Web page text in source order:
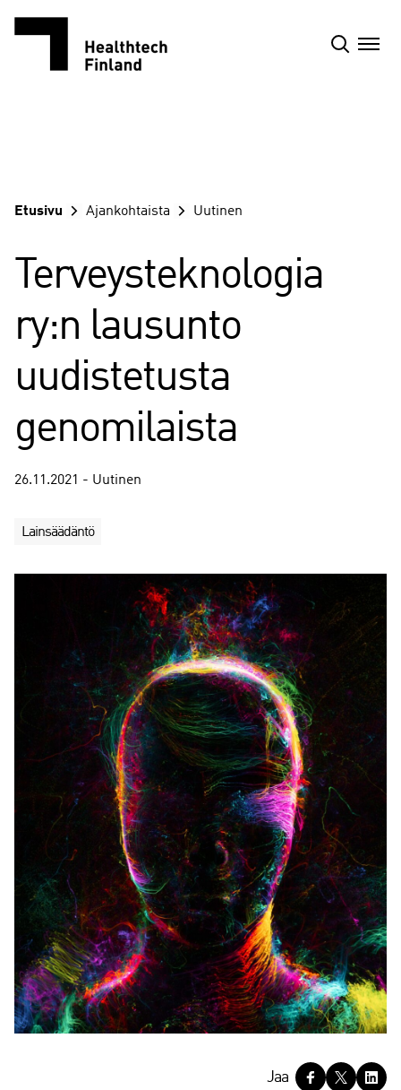
Etusivu Ajankohtaista Uutinen
Terveysteknologia
ry:n lausunto
uudistetusta
genomilaista
26.11.2021 - Uutinen
Lainsäädäntö
Jaa